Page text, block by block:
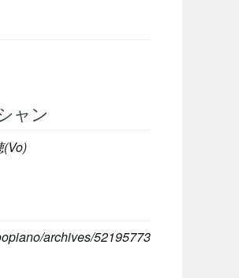
ャン
(Vo)
archives/52195773